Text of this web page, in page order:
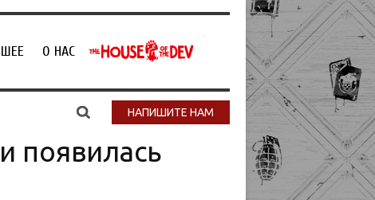
О НАС
НАПИШИТЕ НАМ
появилась